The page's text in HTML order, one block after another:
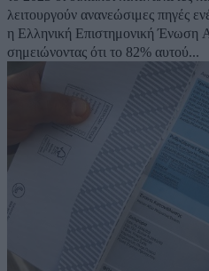
λειτουργούν ανανεώσιμες πηγές
η Ελληνική Επιστημονική Ένωση
σημειώνοντας ότι το 82% αυτού...